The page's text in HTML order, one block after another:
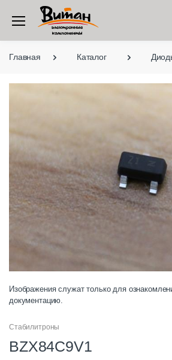
Главная Каталог
Изображения служат только для
документацию.
Стабилитроны
BZX84C9V1